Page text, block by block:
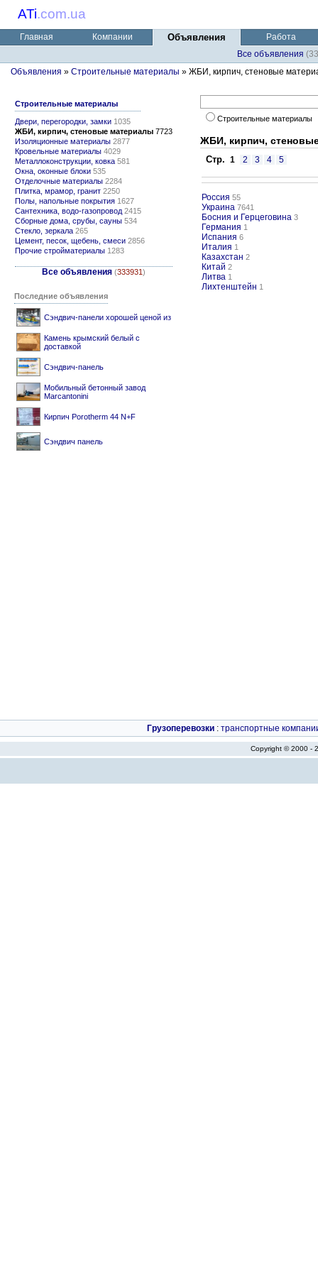
ATi.com.ua
Главная Компании Объявления
Работа
Все объявления
Объявления » Строительные материалы » ЖБИ, кирпич, стеновые
Строительные материалы
Двери, перегородки, замки 1035
ЖБИ, кирпич, стеновые материалы 7723
Изоляционные материалы 2877
Кровельные материалы 4029
Металлоконструкции, ковка 581
Окна, оконные блоки 535
Отделочные материалы 2284
Плитка, мрамор, гранит 2250
Полы, напольные покрытия 1627
Сантехника, водо-газопровод 2415
Сборные дома, срубы, сауны 534
Стекло, зеркала 265
Цемент, песок, щебень, смеси 2856
Прочие стройматериалы 1283
Все объявления (333931)
Последние объявления
Сэндвич-панели хорошей ценой из
Камень крымский белый с
доставкой
Сэндвич-панель
Мобильный бетонный завод
Marcantonini
Кирпич Porotherm 44 N+F
Сэндвич панель
Строительные материалы
ЖБИ, кирпич,
Стр. 1 2 3 4 5
Россия 55
Украина 7641
Босния и Герцеговина 3
Германия 1
Испания 6
Италия 1
Казахстан 2
Китай 2
Литва 1
Лихтенштейн 1
Грузоперевозки : транспортные
Copyright © 2000 -